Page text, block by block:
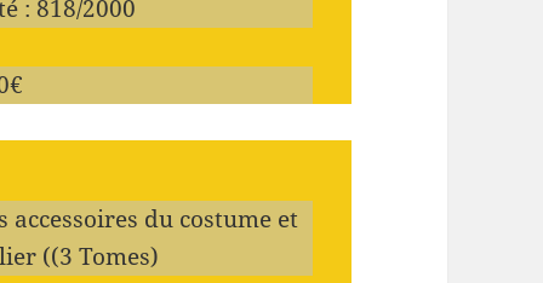
: 818/2000
accessoires du costume et
((3 Tomes)